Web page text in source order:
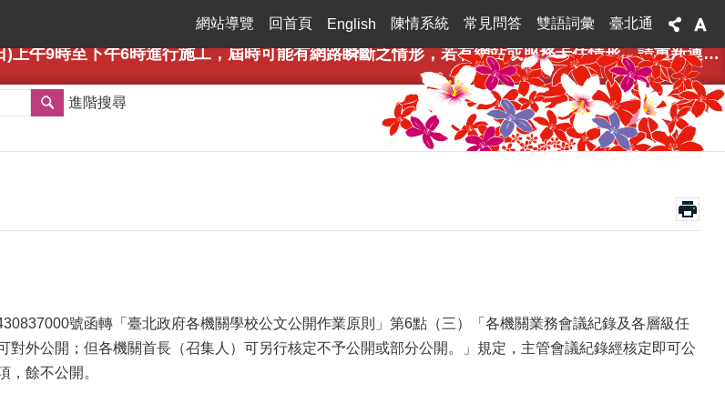
至下午6時進行施工，屆時可能有網路瞬斷之情形，若有網站或服務卡住情形，請重新連線即可排除，造成不便，敬請見諒。
網站導覽 回首頁 English 陳情系統 常見問答 雙語詞彙 臺北通
進階搜尋
號函轉「臺北政府各機關學校公文公開作業原則」第6點（三）「各機關業務會議紀錄及各層級任
對外公開；但各機關首長（召集人）可另行核定不予公開或部分公開。」規定，主管會議紀錄經核定即可公
，餘不公開。